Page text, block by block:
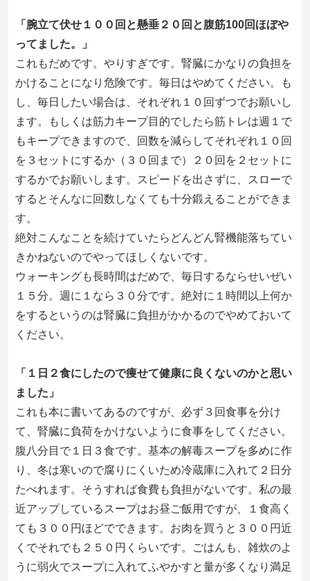
「 腕立て伏せ１００回と懸垂２０回と腹筋100回ほぼや
ってました。」
これもだめです。やりすぎです。腎臓にかなりの負担を
かけることになり危険です。毎日はやめてください。も
し、毎日したい場合は、 それぞれ１０回ずつでお願いし
ます。
もしくは筋力キープ目的でしたら筋トレは週１で
もキープできますので、回数を減らしてそれぞれ１０回
を３セットにするか（ ３０回まで）２０回を２セットに
するかでお願いします。
スピードを出さずに、
スローで
するとそんなに回数しなくても十分鍛えることができま
す。
絶対こんなことを続けていたらどんどん腎機能落ちてい
きかねないのでやってほしくないです。
ウォーキングも長時間はだめで、毎日するならせいぜい
１５分。週に１なら３０分です。絶対に１時間以上何か
をするというのは腎臓に負担がかかるのでやめておいて
ください。
「１日２食にしたので痩せて健康に良くないのかと思い
ました」
これも本に書いてあるのですが、必ず３回食事を分け
て、腎臓に負荷をかけないように食事をしてください。
腹八分目で１日３食です。基本の解毒スープを多めに作
り、冬は寒いので腐りにくいため冷蔵庫に入れて２日分
たべれます。 そうすれば食費も負担がないです。私の最
近アップしているスープはお昼ご飯用ですが、
１食高く
ても３００円ほどでできます。 お肉を買うと３００円近
くでそれでも２５０円くらいです。
ごはんも、雑炊のよ
うに弱火でスープに入れてふやかすと量が多くなり満足